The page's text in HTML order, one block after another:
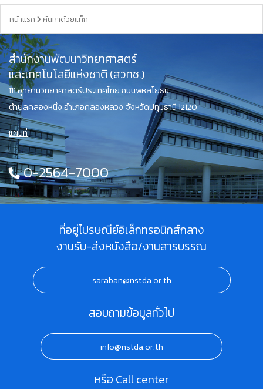
หน้าแรก ค้นหาด้วยแท็ก
สำนักงานพัฒนาวิทยาศาสตร์
และเทคโนโลยีแห่งชาติ (สวทช.)
111 อุทยานวิทยาศาสตร์ประเทศไทย ถนนพหลโยธิน
ตำบลคลองหนึ่ง อำเภอคลองหลวง จังหวัดปทุมธานี 12120
แผนที่
0-2564-7000
ที่อยู่ไปรษณีย์อิเล็กทรอนิกส์กลาง
งานรับ-ส่งหนังสือ/งานสารบรรณ
saraban@nstda.or.th
สอบถามข้อมูลทั่วไป
info@nstda.or.th
หรือ Call center